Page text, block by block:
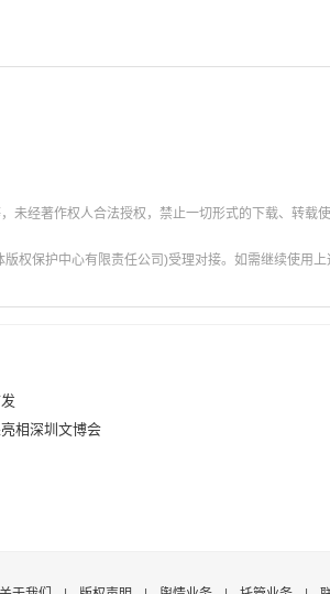
经著作权人合法授权，禁止一切形式的下载、转载
权保护中心有限责任公司)受理对接。如需继续使用
相深圳文博会